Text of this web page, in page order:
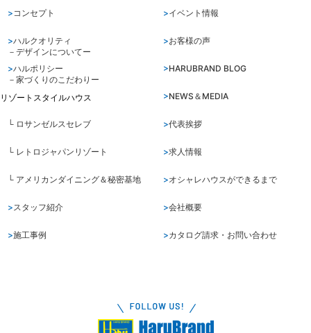
コンセプト イベント情報
ハルクオリティ
－デザインについてー
お客様の声
ハルポリシー
－家づくりのこだわりー
HARUBRAND BLOG
リゾートスタイルハウス NEWS＆MEDIA
└ ロサンゼルスセレブ 代表挨拶
└ レトロジャパンリゾート 求人情報
└ アメリカンダイニング＆秘密基地 オシャレハウスができるまで
スタッフ紹介 会社概要
施工事例 カタログ請求・お問い合わせ